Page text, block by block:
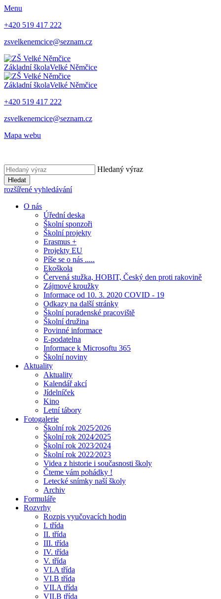
Menu
+420 519 417 222
zsvelkenemcice@seznam.cz
Základní školaVelké Němčice
Základní školaVelké Němčice
+420 519 417 222
zsvelkenemcice@seznam.cz
Mapa webu
Hledaný výraz
Hledat
rozšířené vyhledávání
O nás
Úřední deska
Školní sponzoři
Školní projekty
Erasmus +
Projekty EU
Píše se o nás .....
Ekoškola
Červená stužka, HOBIT, Český den proti rakovině
Zájmové kroužky
Informace od 10. 3. 2020 COVID - 19
Odkazy na další stránky
Školní poradenské pracoviště
Školní družina
Povinné informace
E-podatelna
Informace k Microsoftu 365
Školní noviny
Aktuality
Aktuality
Kalendář akcí
Jídelníček
Kino
Letní tábory
Fotogalerie
Školní rok 2025⁄2026
Školní rok 2024⁄2025
Školní rok 2023⁄2024
Školní rok 2022⁄2023
Videa z historie i současnosti školy
Čteme vám pohádky !
Letecké snímky naší školy
Archiv
Formuláře
Rozvrhy
Rozpis vyučovacích hodin
I. třída
II. třída
III. třída
IV. třída
V. třída
VI.A třída
VI.B třída
VII.A třída
VII.B třída